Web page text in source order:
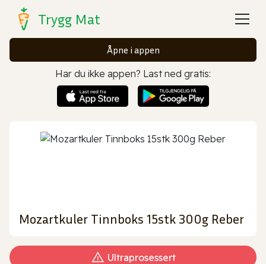
Trygg Mat
Åpne i appen
Har du ikke appen? Last ned gratis:
Mozartkuler Tinnboks 15stk 300g Reber
Ultraprosessert